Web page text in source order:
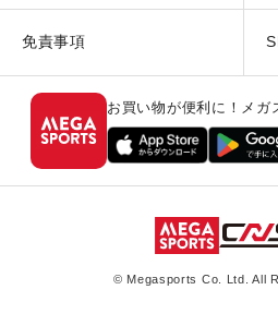
免責事項
お買い物が便利に！メガ
© Megasports Co. Ltd. All